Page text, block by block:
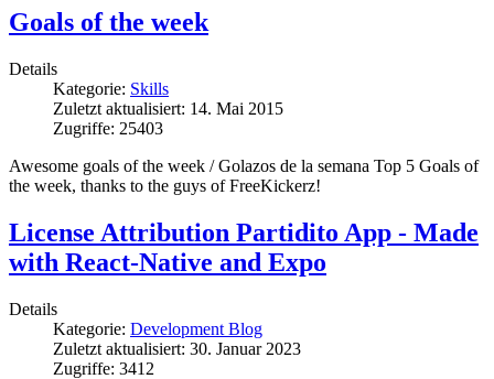
Goals of the week
Details
Kategorie: Skills
Zuletzt aktualisiert: 14. Mai 2015
Zugriffe: 25403
Awesome goals of the week / Golazos de la semana Top 5 Goals of
the week, thanks to the guys of FreeKickerz!
License Attribution Partidito App - Made
with React-Native and Expo
Details
Kategorie: Development Blog
Zuletzt aktualisiert: 30. Januar 2023
Zugriffe: 3412